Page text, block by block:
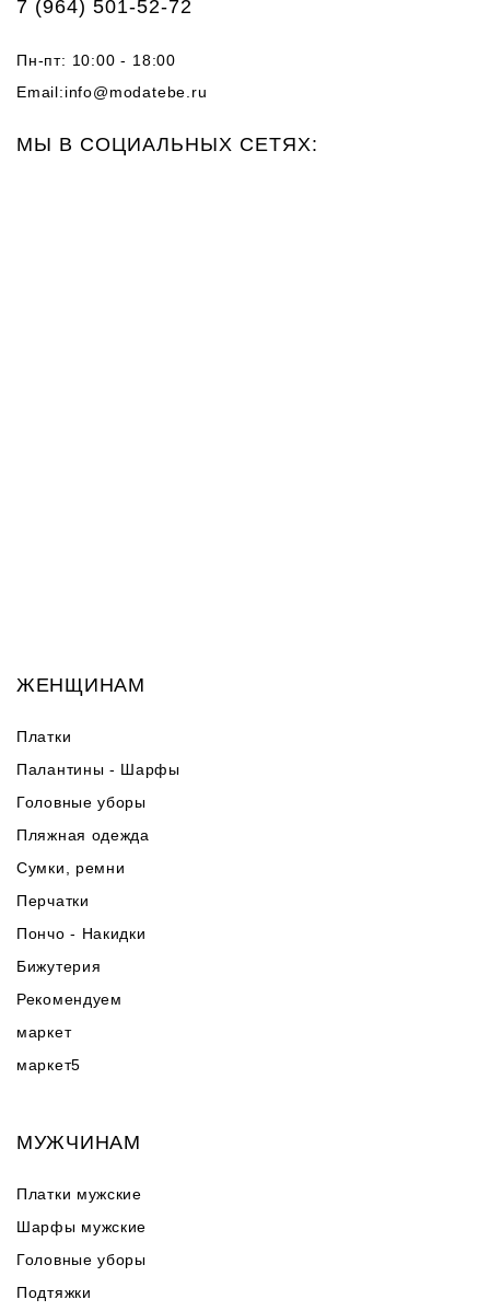
7 (964) 501-52-72
Пн-пт: 10:00 - 18:00
Email:info@modatebe.ru
МЫ В СОЦИАЛЬНЫХ СЕТЯХ:
ЖЕНЩИНАМ
Платки
Палантины - Шарфы
Головные уборы
Пляжная одежда
Сумки, ремни
Перчатки
Пончо - Накидки
Бижутерия
Рекомендуем
маркет
маркет5
МУЖЧИНАМ
Платки мужские
Шарфы мужские
Головные уборы
Подтяжки